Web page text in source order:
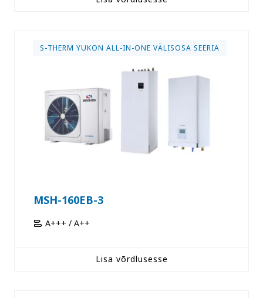
S-THERM YUKON ALL-IN-ONE VÄLISOSA SEERIA
MSH-160EB-3
A+++ / A++
Lisa võrdlusesse